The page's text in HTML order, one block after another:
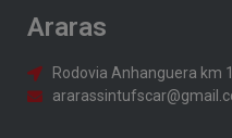
Araras
Rodovia Anhanguera km